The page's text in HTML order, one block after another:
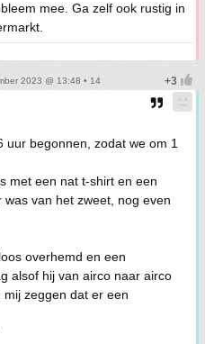
mee. Ga zelf ook rustig in
2023 @ 13:48 • 14
begonnen, zodat we om 1
met een nat t-shirt en een
van het zweet, nog even
overhemd en een
alsof hij van airco naar airco
zeggen dat er een